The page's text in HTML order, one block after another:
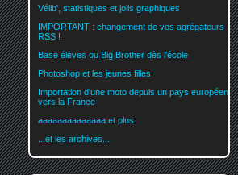
Vélib', statistiques et jolis graphiques
IMPORTANT : changement de vos agrégateurs
RSS !
Base élèves ou Big Brother dès l'école
Photoshop et les jeunes filles
Importation d'une moto depuis un pays européen
vers la France
aaaaaaaaaaaaaa et plus
...et les archives...